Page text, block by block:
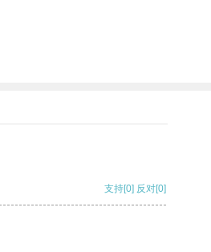
支持[0] 反对[0]